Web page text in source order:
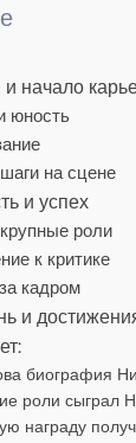
начало
юность
на сцене
и успех
роли
к критике
кадром
и
биография
роли сыграл
награду